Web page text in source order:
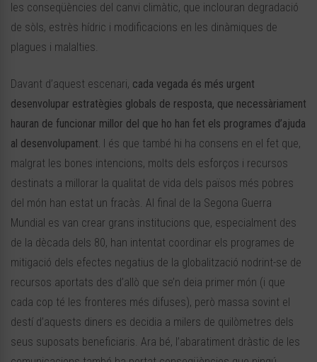
les conseqüències del canvi climàtic, que inclouran degradació
de sòls, estrès hídric i modificacions en les dinàmiques de
plagues i malalties.
Davant d’aquest escenari, cada vegada és més urgent
desenvolupar estratègies globals de resposta, que necessàriament
hauran de funcionar millor del que ho han fet els programes d’ajuda
al desenvolupament.
I és que també hi ha consens en el fet que,
malgrat les bones intencions, molts dels esforços i recursos
destinats a millorar la qualitat de vida dels països més pobres
del món han estat un fracàs. Al final de la Segona Guerra
Mundial es van crear grans institucions que, especialment des
de la dècada dels 80, han intentat coordinar els programes de
mitigació dels efectes negatius de la globalització nodrint-se de
recursos aportats des d’allò que se’n deia primer món (i que
cada cop té les fronteres més difuses), però massa sovint el
destí d’aquests diners es decidia a milers de quilòmetres dels
seus suposats beneficiaris. Ara bé, l’abaratiment dràstic de les